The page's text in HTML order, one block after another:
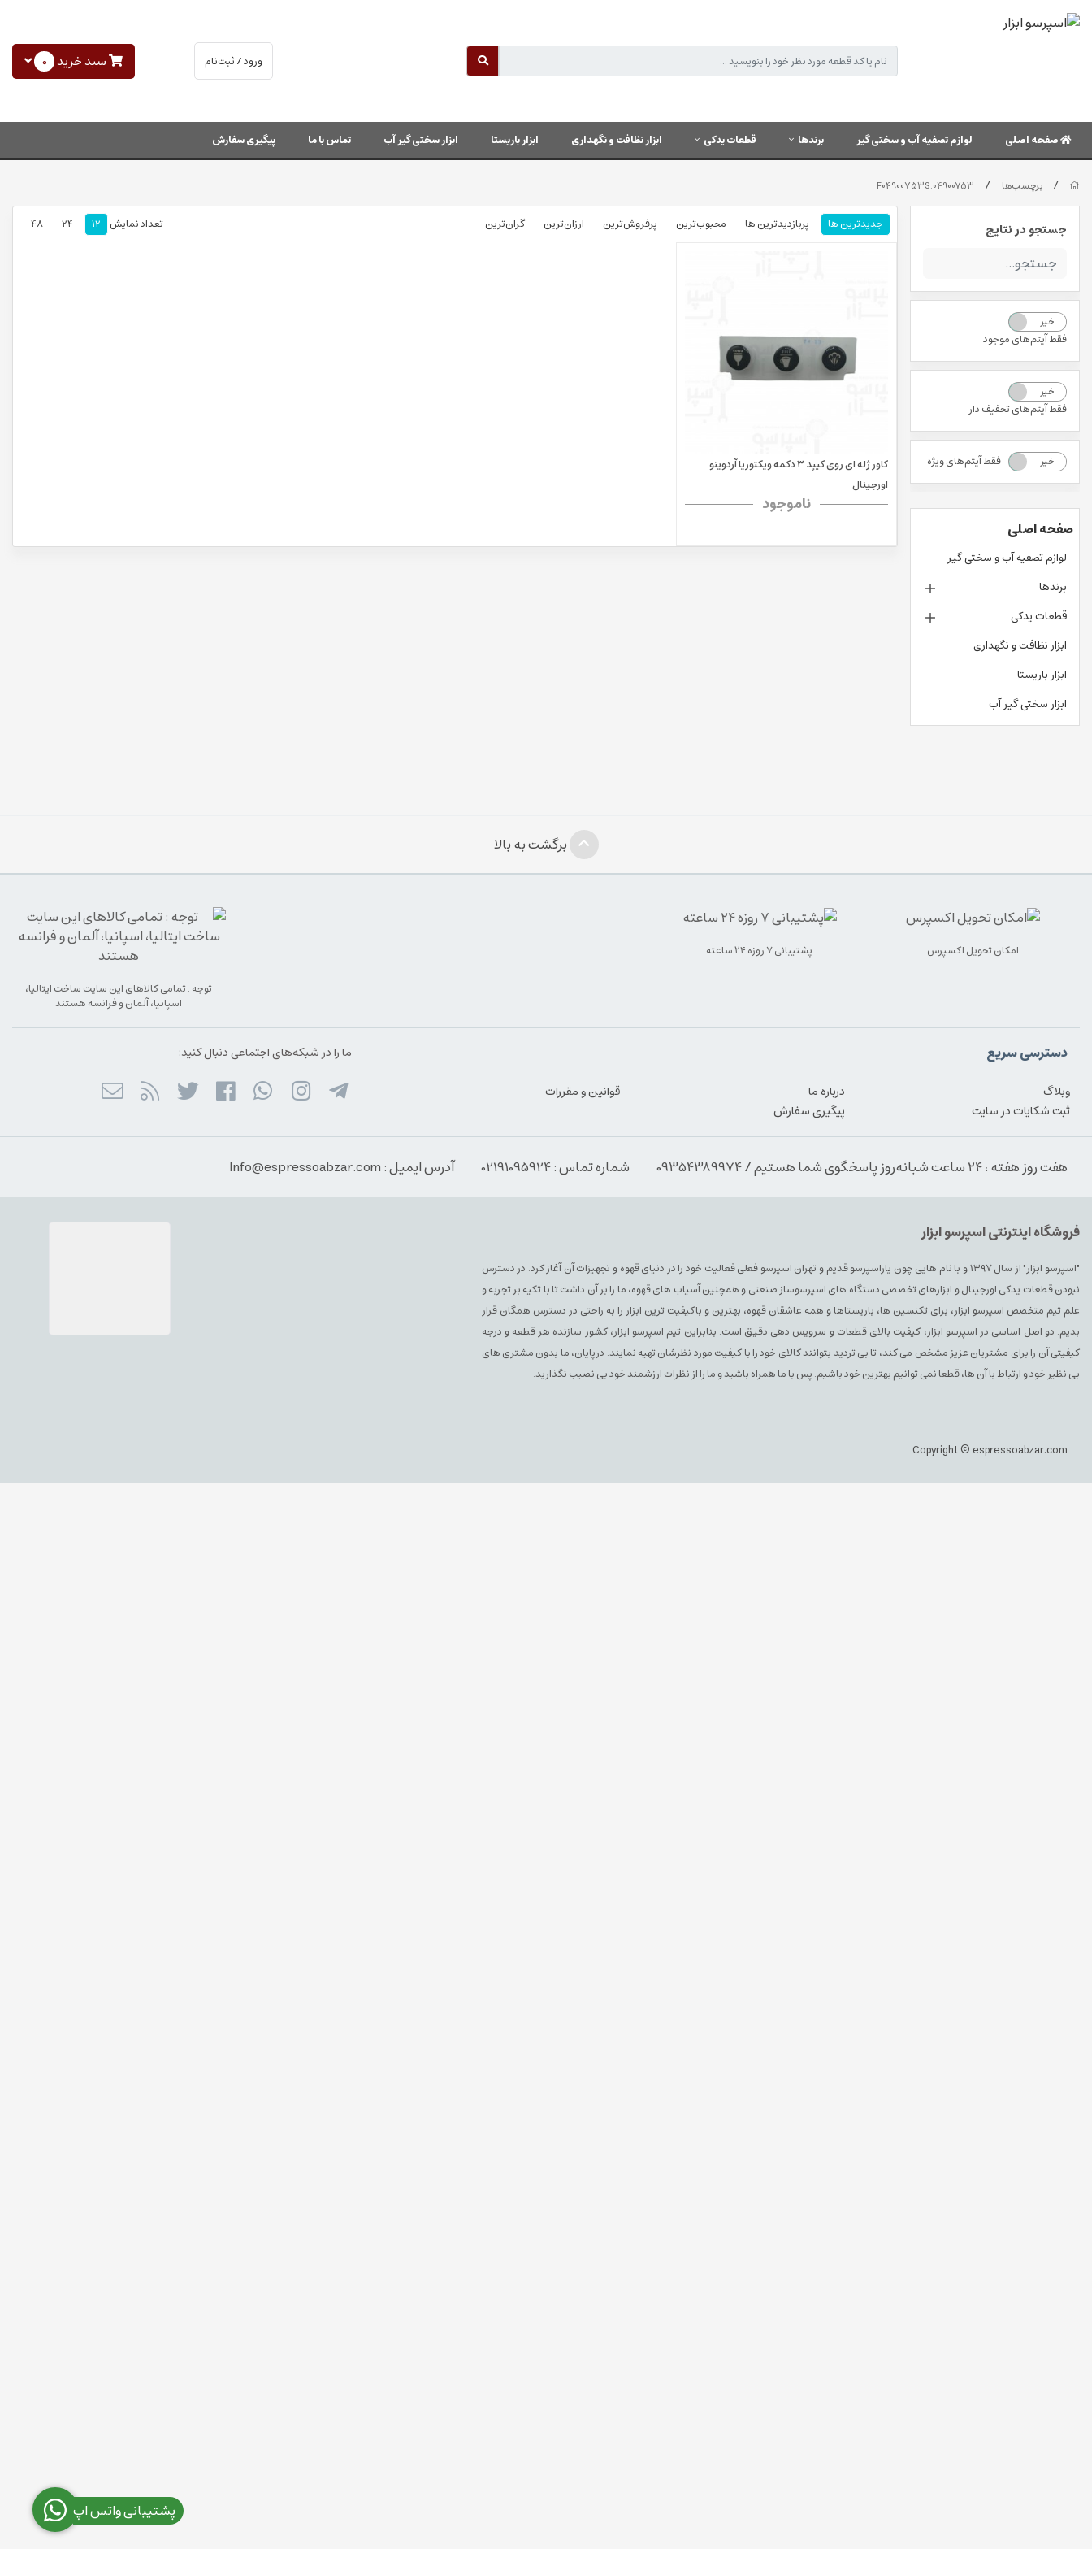
ورود / ثبت‌نام سبد خرید 0
صفحه اصلی لوازم تصفیه آب و سختی گیر برندها قطعات یدکی ابزار نظافت و نگهداری ابزار باریستا ابزار سختی گیر آب تماس با ما پیگیری سفارش
/ برچسب‌ها /
04900753.F04900753S
جستجو در نتایج
خیر
فقط آیتم‌های موجود
خیر
فقط آیتم‌های تخفیف دار
بله خیر فقط آیتم‌های ویژه
صفحه اصلی
لوازم تصفیه آب و سختی گیر
برندها
قطعات یدکی
ابزار نظافت و نگهداری
ابزار باریستا
ابزار سختی گیر آب
جدیدترین ها پربازدیدترین ها محبوب‌‌ترین پرفروش‌ترین ارزان‌ترین گران‌ترین تعداد نمایش 12
24
48
کاور ژله ای روی کیپد ۳ دکمه ویکتوریا آردوینو
اورجینال
ناموجود
برگشت به بالا
امکان تحویل اکسپرس پشتیبانی ۷ روزه ۲۴ ساعته
توجه : تمامی کالاهای این سایت ساخت ایتالیا،
اسپانیا، آلمان و فرانسه هستند
دسترسی سریع
وبلاگ درباره ما
قوانین و مقررات
ثبت شکایات در سایت
پیگیری سفارش
ما را در شبکه‌های اجتماعی دنبال کنید:
هفت روز هفته ، ۲۴ ساعت شبانه‌روز پاسخگوی شما هستیم / 09354389974 شماره تماس : 02191095924 آدرس ایمیل : Info@espressoabzar.com
فروشگاه اینترنتی اسپرسو ابزار
"اسپرسو ابزار" از سال ۱۳۹۷ و با نام هایی چون یاراسپرسو قدیم و تهران اسپرسو فعلی فعالیت خود را در دنیای قهوه و تجهیزات آن آغاز کرد. در دسترس
نبودن قطعات یدکی اورجینال و ابزارهای تخصصی دستگاه های اسپرسوساز صنعتی و همچنین آسیاب های قهوه، ما را بر آن داشت تا با تکیه بر تجربه و
علم تیم متخصص اسپرسو ابزار، برای تکنسین ها، باریستاها و همه عاشقان قهوه، بهترین و باکیفیت ترین ابزار را به راحتی در دسترس همگان قرار
بدیم. دو اصل اساسی در اسپرسو ابزار، کیفیت بالای قطعات و سرویس دهی دقیق است. بنابراین تیم اسپرسو ابزار، کشور سازنده هر قطعه و درجه
کیفیتی آن را برای مشتریان عزیز مشخص می کند، تا بی تردید بتوانند کالای خود را با کیفیت مورد نظرشان تهیه نمایند. درپایان، ما بدون مشتری های
بی نظیر خود و ارتباط با آن ها، قطعا نمی توانیم بهترین خود باشیم. پس با ما همراه باشید و ما را از نظرات ارزشمند خود بی نصیب نگذارید.
Copyright © espressoabzar.com
پشتیبانی واتس اپ